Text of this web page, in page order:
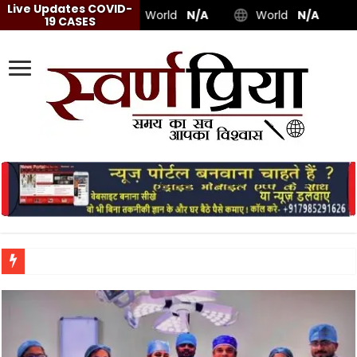
Live Updates COVID-
19 CASES
World N/A World N/A